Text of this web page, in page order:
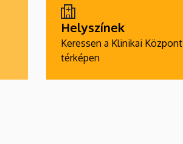
Helyszínek
Keressen a Klinikai Központ
térképen